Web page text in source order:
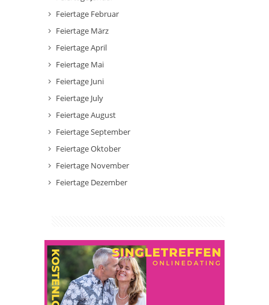
Feiertage Februar
Feiertage März
Feiertage April
Feiertage Mai
Feiertage Juni
Feiertage July
Feiertage August
Feiertage September
Feiertage Oktober
Feiertage November
Feiertage Dezember